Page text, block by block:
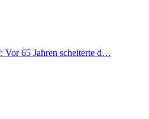
Vor 65 Jahren scheiterte d…